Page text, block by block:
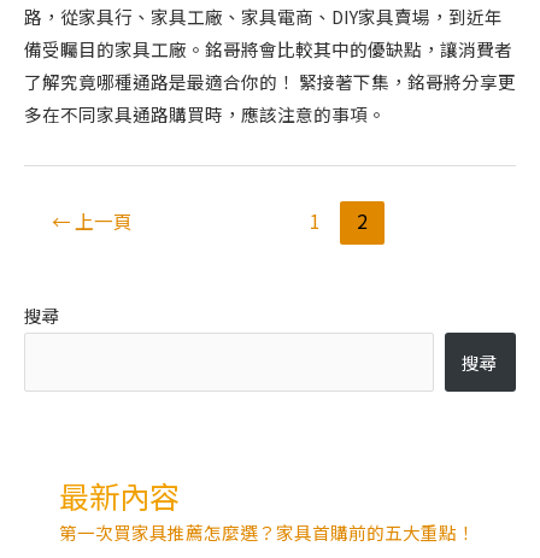
路，從家具行、家具工廠、家具電商、DIY家具賣場，到近年
備受矚目的家具工廠。銘哥將會比較其中的優缺點，讓消費者
了解究竟哪種通路是最適合你的！ 緊接著下集，銘哥將分享更
多在不同家具通路購買時，應該注意的事項。
← 上一頁 1 2
搜尋
搜尋
最新內容
第一次買家具推薦怎麼選？家具首購前的五大重點！